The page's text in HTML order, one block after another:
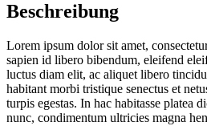
Beschreibung
Lorem ipsum dolor sit amet,
sapien id libero bibendum, eleifend
luctus diam elit, ac aliquet libero
habitant morbi tristique senectus et
turpis egestas. In hac habitasse platea
nunc, condimentum ultricies magna